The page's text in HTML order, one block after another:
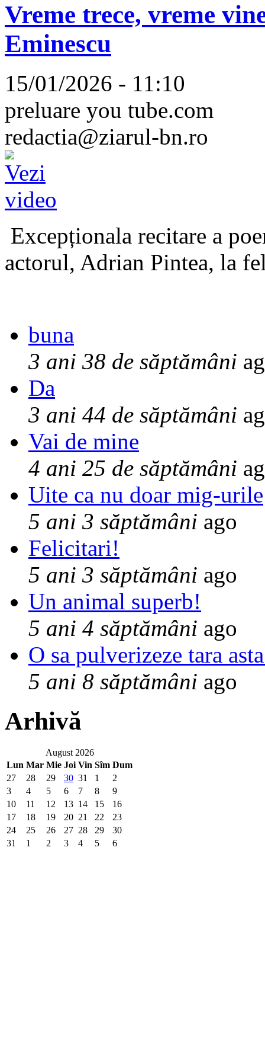
Vreme trece, vreme
Eminescu
15/01/2026 - 11:10
preluare you tube.com
redactia@ziarul-bn.ro
Excepționala recitare a
actorul, Adrian Pintea, la
buna
3 ani 38 de săptămâni
Da
3 ani 44 de săptămâni
Vai de mine
4 ani 25 de săptămâni
Uite ca nu doar mig-urile
5 ani 3 săptămâni ago
Felicitari!
5 ani 3 săptămâni ago
Un animal superb!
5 ani 4 săptămâni ago
O sa pulverizeze tara
5 ani 8 săptămâni ago
Arhivă
August 2026
Lun Mar Mie Joi Vin Sîm Dum
27
28 29 30 31 1
2
3
4 5 6 7 8
9
10
11 12 13 14 15
16
17
18 19 20 21 22
23
24
25 26 27 28 29
30
31
1 2 3 4 5 6